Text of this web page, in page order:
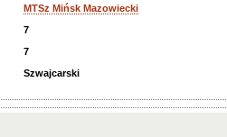
MTSz Mińsk Mazowiecki
7
7
Szwajcarski